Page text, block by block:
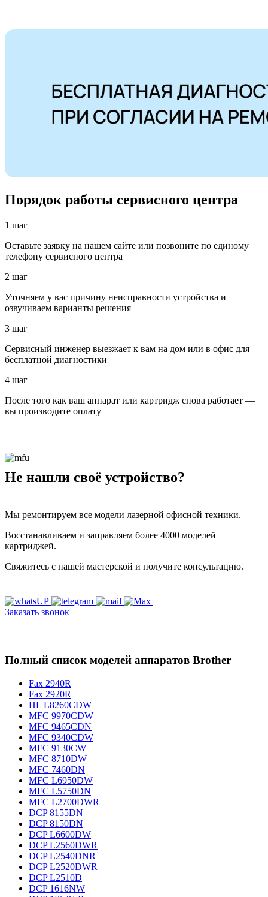
Порядок работы сервисного центра
1 шаг
Оставьте заявку на нашем сайте или позвоните по единому
телефону сервисного центра
2 шаг
Уточняем у вас причину неисправности устройства и
озвучиваем варианты решения
3 шаг
Сервисный инженер выезжает к вам на дом или в офис для
бесплатной диагностики
4 шаг
После того как ваш аппарат или картридж снова работает —
вы производите оплату
Не нашли своё устройство?
Мы ремонтируем все модели лазерной офисной техники.
Восстанавливаем и заправляем более 4000 моделей
картриджей.
Свяжитесь с нашей мастерской и получите консультацию.
Заказать звонок
Полный список моделей аппаратов Brother
Fax 2940R
Fax 2920R
HL L8260CDW
MFC 9970CDW
MFC 9465CDN
MFC 9340CDW
MFC 9130CW
MFC 8710DW
MFC 7460DN
MFC L6950DW
MFC L5750DN
MFC L2700DWR
DCP 8155DN
DCP 8150DN
DCP L6600DW
DCP L2560DWR
DCP L2540DNR
DCP L2520DWR
DCP L2510D
DCP 1616NW